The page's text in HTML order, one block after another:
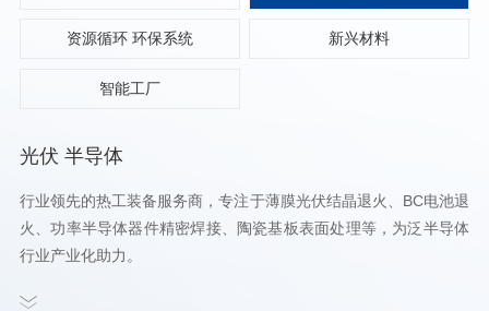
资源循环 环保系统 新兴材料
智能工厂
光伏 半导体
行业领先的热工装备服务商，专注于薄膜光伏结晶退火、BC电池退
火、功率半导体器件精密焊接、陶瓷基板表面处理等，为泛半导体
行业产业化助力。